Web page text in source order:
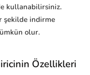
kullanabilirsiniz.
şekilde indirme
olur.
Özellikleri